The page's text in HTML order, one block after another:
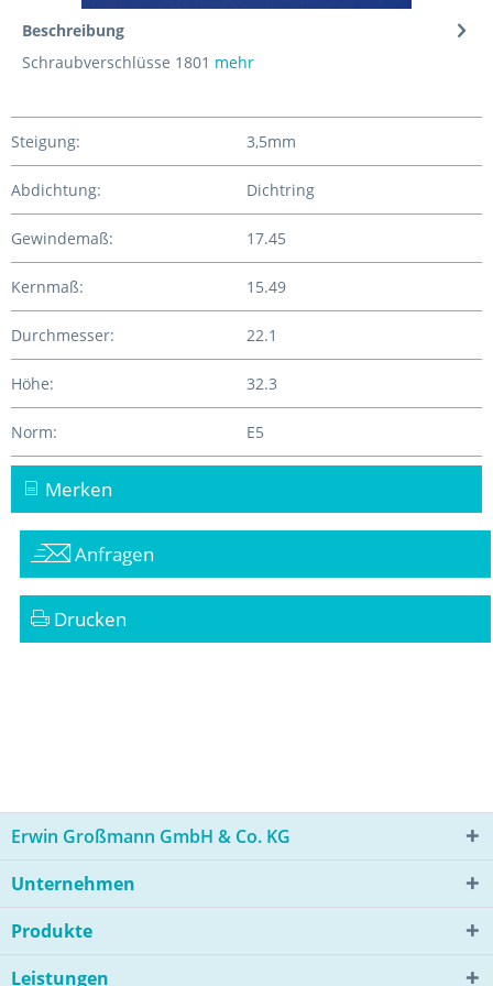
Beschreibung
Schraubverschlüsse 1801 mehr
Steigung: 3,5mm
Abdichtung: Dichtring
Gewindemaß: 17.45
Kernmaß: 15.49
Durchmesser: 22.1
Höhe: 32.3
Norm: E5
Merken
Anfragen
Drucken
Erwin Großmann GmbH & Co. KG
Unternehmen
Produkte
Leistungen